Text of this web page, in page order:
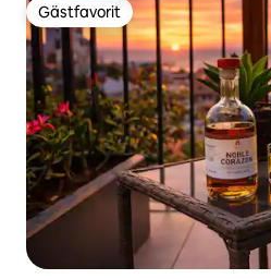
Gästfavorit
Gästfavorit